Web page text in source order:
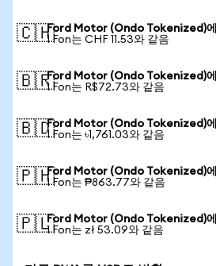
🇨🇭Ford Motor (Ondo Tokenized)에
1 Fon는 CHF 11.53와 같음
🇧🇷Ford Motor (Ondo Tokenized)에
1 Fon는 R$72.73와 같음
🇧🇩Ford Motor (Ondo Tokenized)에
1 Fon는 ৳1,761.03와 같음
🇵🇭Ford Motor (Ondo Tokenized)에
1 Fon는 ₱863.77와 같음
🇵🇱Ford Motor (Ondo Tokenized)에
1 Fon는 zł 53.09와 같음